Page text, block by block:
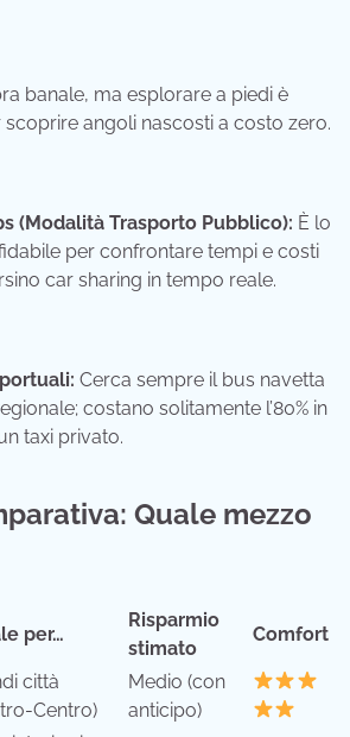
banale, ma esplorare a piedi è
scoprire angoli nascosti a costo zero.
(Modalità Trasporto Pubblico): È lo
per confrontare tempi e costi
car sharing in tempo reale.
Cerca sempre il bus navetta
costano solitamente l’80% in
taxi privato.
Quale mezzo
per…
Risparmio
stimato
Comfort
città
Centro)
Medio (con
anticipo)